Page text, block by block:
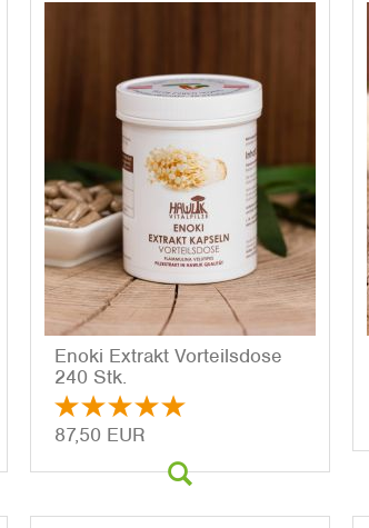
Enoki Ex­trakt Vor­teils­do­se
240 Stk.
87,50 EUR